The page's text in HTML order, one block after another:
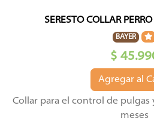
SERESTO COLLAR
BAYER
$
Agregar al
Collar para el control de pulgas
meses